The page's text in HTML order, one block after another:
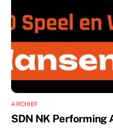
ARCHIEF
SDN NK Performing